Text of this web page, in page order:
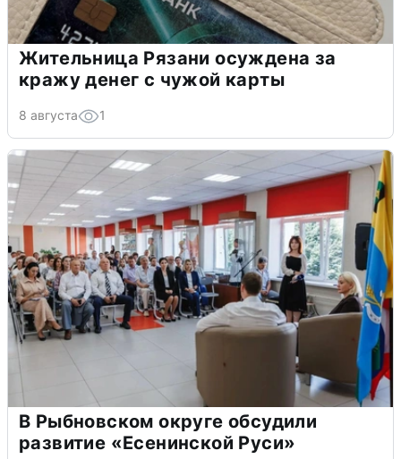
Жительница Рязани осуждена за
кражу денег с чужой карты
8 августа 1
В Рыбновском округе обсудили
развитие «Есенинской Руси»